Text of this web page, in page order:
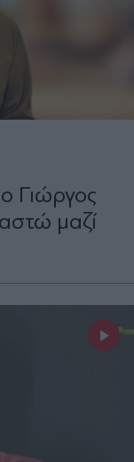
Γιώργος
μαζί